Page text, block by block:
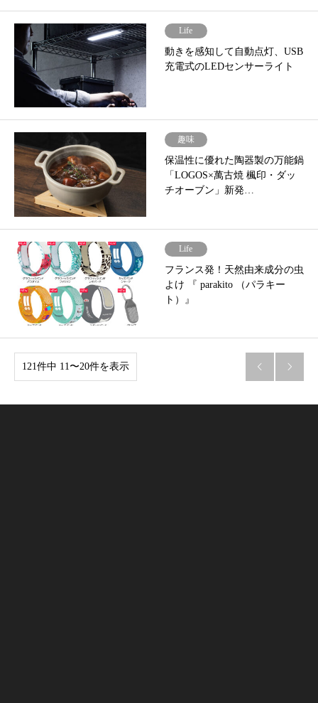
Life
動きを感知して自動点灯、USB
充電式のLEDセンサーライト
趣味
保温性に優れた陶器製の万能鍋
「LOGOS×萬古焼 楓印・ダッ
チオーブン」新発…
Life
フランス発！天然由来成分の虫
よけ 『 parakito （パラキー
ト）』
121件中 11〜20件を表示  